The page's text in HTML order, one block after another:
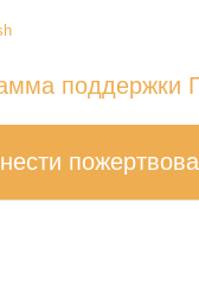
поддержки